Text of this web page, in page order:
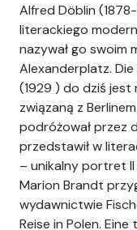
Alfred Döblin
literackiego
nazywał go swoim
Alexanderplatz.
(1929 ) do dziś jest
związaną z
podróżował przez
przedstawił w
– unikalny portret
Marion Brandt
wydawnictwie
Reise in Polen.